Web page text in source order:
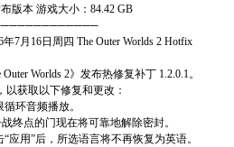
版本 游戏大小：84.42 GB
7月16日周四 The Outer Worlds 2 Hotfix
Worlds 2》发布热修复补丁 1.2.0.1。
获取以下修复和更改：
环音频播放。
战终点的门现在将可靠地解除密封。
应用”后，所选语言将不再恢复为英语。